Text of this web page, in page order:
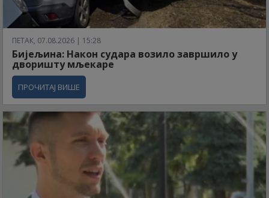
ПЕТАК, 07.08.2026 | 15:28
Бијељина: Након судара возило завршило у
дворишту мљекаре
ПРОЧИТАЈ ВИШЕ